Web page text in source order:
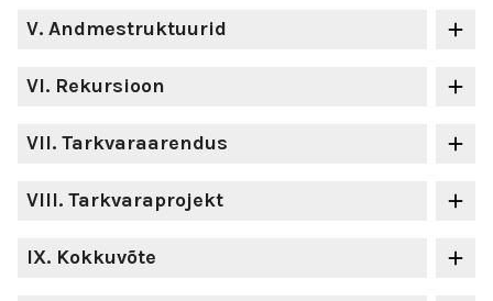
V. Andmestruktuurid
VI. Rekursioon
VII. Tarkvaraarendus
VIII. Tarkvaraprojekt
IX. Kokkuvõte